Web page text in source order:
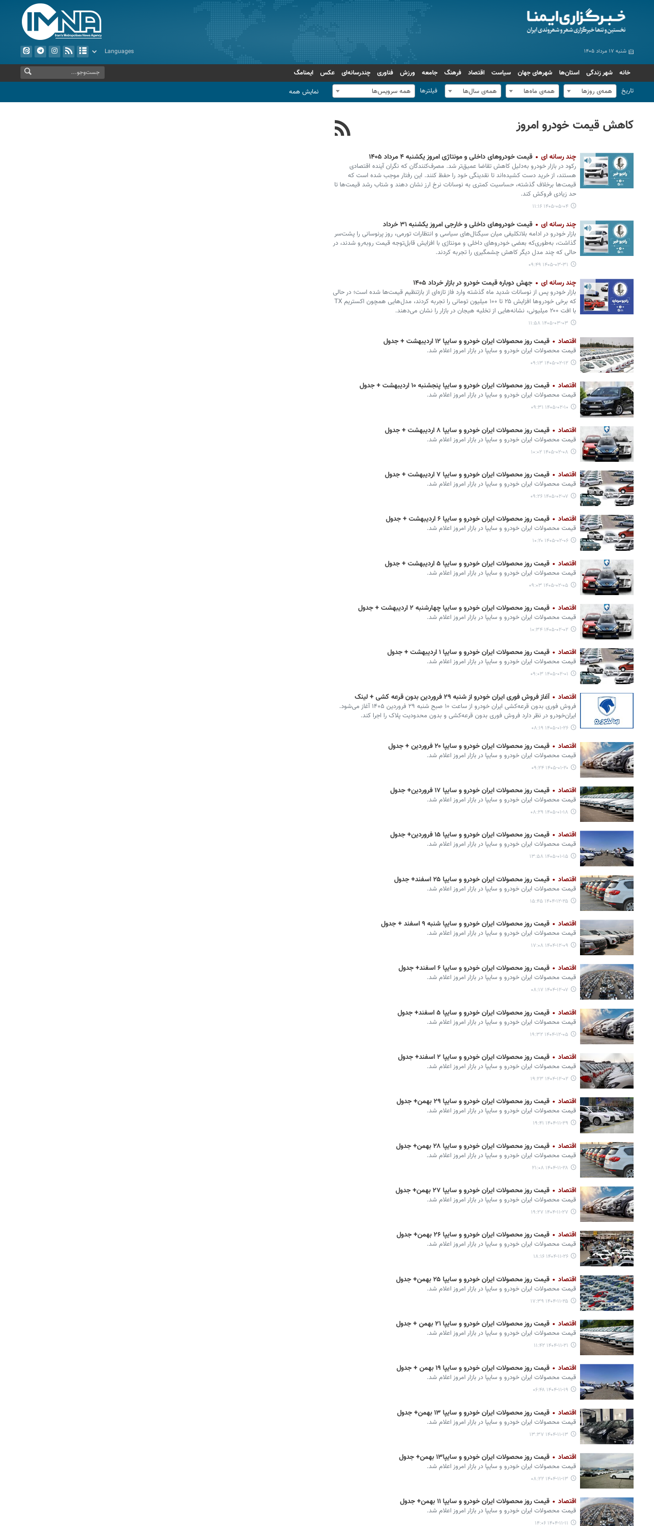
شنبه ۱۷ مرداد ۱۴۰۵
خانه شهر زندگی استان‌ها شهرهای جهان سیاست اقتصاد فرهنگ جامعه ورزش فناوری چندرسانه‌ای عکس
ایمنامگ
تاریخ
همه‌ی روزها همه‌ی ماه‌ها همه‌ی سال‌ها فیلترها همه سرویس‌ها نمایش همه
کاهش قیمت خودرو امروز
چند رسانه ای قیمت خودروهای داخلی و مونتاژی امروز یکشنبه ۴ مرداد ۱۴۰۵
رکود در بازار خودرو به‌دلیل کاهش تقاضا عمیق‌تر شد. مصرف‌کنندگان که نگران آینده اقتصادی
هستند، از خرید دست کشیده‌اند تا نقدینگی خود را حفظ کنند. این رفتار موجب شده است که
قیمت‌ها برخلاف گذشته، حساسیت کمتری به نوسانات نرخ ارز نشان دهند و شتاب رشد قیمت‌ها تا
حد زیادی فروکش کند.
۱۴۰۵-۰۵-۰۴ ۱۱:۱۶
چند رسانه ای قیمت خودروهای داخلی و خارجی امروز یکشنبه ۳۱ خرداد
بازار خودرو در ادامه بلاتکلیفی میان سیگنال‌های سیاسی و انتظارات تورمی، روز پرنوسانی را پشت‌سر
گذاشت، به‌طوری‌که بعضی خودروهای داخلی و مونتاژی با افزایش قابل‌توجه قیمت روبه‌رو شدند، در
حالی که چند مدل دیگر کاهش چشمگیری را تجربه کردند.
۱۴۰۵-۰۳-۳۱ ۰۹:۴۹
چند رسانه ای جهش دوباره قیمت خودرو در بازار خرداد ۱۴۰۵
بازار خودرو پس از نوسانات شدید ماه گذشته وارد فاز تازه‌ای از بازتنظیم قیمت‌ها شده است؛ در حالی
که برخی خودروها افزایش ۲۵ تا ۱۰۰ میلیون تومانی را تجربه کردند، مدل‌هایی همچون اکستریم TX
با افت ۲۰۰ میلیونی، نشانه‌هایی از تخلیه هیجان در بازار را نشان می‌دهند.
۱۴۰۵-۰۳-۰۳ ۱۱:۵۸
اقتصاد قیمت روز محصولات ایران خودرو و سایپا ۱۲ اردیبهشت + جدول
قیمت محصولات ایران‌ خودرو و سایپا در بازار امروز اعلام شد.
۱۴۰۵-۰۲-۱۲ ۰۹:۱۳
اقتصاد قیمت روز محصولات ایران خودرو و سایپا پنجشنبه ۱۰ اردیبهشت + جدول
قیمت محصولات ایران‌ خودرو و سایپا در بازار امروز اعلام شد.
۱۴۰۵-۰۲-۱۰ ۰۹:۳۱
اقتصاد قیمت روز محصولات ایران خودرو و سایپا ۸ اردیبهشت + جدول
قیمت محصولات ایران‌ خودرو و سایپا در بازار امروز اعلام شد.
۱۴۰۵-۰۲-۰۸ ۱۰:۰۲
اقتصاد قیمت روز محصولات ایران خودرو و سایپا ۷ اردیبهشت + جدول
قیمت محصولات ایران‌ خودرو و سایپا در بازار امروز اعلام شد.
۱۴۰۵-۰۲-۰۷ ۰۹:۲۶
اقتصاد قیمت روز محصولات ایران خودرو و سایپا ۶ اردیبهشت + جدول
قیمت محصولات ایران‌ خودرو و سایپا در بازار امروز اعلام شد.
۱۴۰۵-۰۲-۰۶ ۱۰:۲۰
اقتصاد قیمت روز محصولات ایران خودرو و سایپا ۵ اردیبهشت + جدول
قیمت محصولات ایران‌ خودرو و سایپا در بازار امروز اعلام شد.
۱۴۰۵-۰۲-۰۵ ۰۹:۰۳
اقتصاد قیمت روز محصولات ایران خودرو و سایپا چهارشنبه ۲ اردیبهشت + جدول
قیمت محصولات ایران‌ خودرو و سایپا در بازار امروز اعلام شد.
۱۴۰۵-۰۲-۰۲ ۱۰:۳۴
اقتصاد قیمت روز محصولات ایران خودرو و سایپا ۱ اردیبهشت + جدول
قیمت محصولات ایران‌ خودرو و سایپا در بازار امروز اعلام شد.
۱۴۰۵-۰۲-۰۱ ۰۹:۰۳
اقتصاد آغاز فروش فوری ایران خودرو از شنبه ۲۹ فروردین بدون قرعه کشی + لینک
فروش فوری بدون قرعه‌کشی ایران خودرو از ساعت ۱۰ صبح شنبه ۲۹ فروردین ۱۴۰۵ آغاز می‌شود.
ایران‌خودرو در نظر دارد فروش فوری بدون قرعه‌کشی و بدون محدودیت پلاک را اجرا کند.
۱۴۰۵-۰۱-۲۶ ۰۸:۱۹
اقتصاد قیمت روز محصولات ایران خودرو و سایپا ۲۰ فروردین + جدول
قیمت محصولات ایران‌ خودرو و سایپا در بازار امروز اعلام شد.
۱۴۰۵-۰۱-۲۰ ۰۹:۲۴
اقتصاد قیمت روز محصولات ایران خودرو و سایپا ۱۷ فروردین+ جدول
قیمت محصولات ایران‌ خودرو و سایپا در بازار امروز اعلام شد.
۱۴۰۵-۰۱-۱۸ ۰۸:۲۹
اقتصاد قیمت روز محصولات ایران خودرو و سایپا ۱۵ فروردین+ جدول
قیمت محصولات ایران‌ خودرو و سایپا در بازار امروز اعلام شد.
۱۴۰۵-۰۱-۱۵ ۱۳:۵۸
اقتصاد قیمت روز محصولات ایران خودرو و سایپا ۲۵ اسفند+ جدول
قیمت محصولات ایران‌ خودرو و سایپا در بازار امروز اعلام شد.
۱۴۰۴-۱۲-۲۵ ۱۵:۴۵
اقتصاد قیمت روز محصولات ایران خودرو و سایپا شنبه ۹ اسفند + جدول
قیمت محصولات ایران‌ خودرو و سایپا در بازار امروز اعلام شد.
۱۴۰۴-۱۲-۰۹ ۱۷:۰۸
اقتصاد قیمت روز محصولات ایران خودرو و سایپا ۶ اسفند+ جدول
قیمت محصولات ایران‌ خودرو و سایپا در بازار امروز اعلام شد.
۱۴۰۴-۱۲-۰۷ ۰۸:۱۷
اقتصاد قیمت روز محصولات ایران خودرو و سایپا ۵ اسفند+ جدول
قیمت محصولات ایران‌ خودرو و سایپا در بازار امروز اعلام شد.
۱۴۰۴-۱۲-۰۵ ۱۹:۳۲
اقتصاد قیمت روز محصولات ایران خودرو و سایپا ۲ اسفند+ جدول
قیمت محصولات ایران‌ خودرو و سایپا در بازار امروز اعلام شد.
۱۴۰۴-۱۲-۰۲ ۱۹:۲۳
اقتصاد قیمت روز محصولات ایران خودرو و سایپا ۲۹ بهمن+ جدول
قیمت محصولات ایران‌ خودرو و سایپا در بازار امروز اعلام شد.
۱۴۰۴-۱۱-۲۹ ۱۹:۴۱
اقتصاد قیمت روز محصولات ایران خودرو و سایپا ۲۸ بهمن+ جدول
قیمت محصولات ایران‌ خودرو و سایپا در بازار امروز اعلام شد.
۱۴۰۴-۱۱-۲۸ ۲۱:۰۸
اقتصاد قیمت روز محصولات ایران خودرو و سایپا ۲۷ بهمن+ جدول
قیمت محصولات ایران‌ خودرو و سایپا در بازار امروز اعلام شد.
۱۴۰۴-۱۱-۲۷ ۱۹:۲۷
اقتصاد قیمت روز محصولات ایران خودرو و سایپا ۲۶ بهمن+ جدول
قیمت محصولات ایران‌ خودرو و سایپا در بازار امروز اعلام شد.
۱۴۰۴-۱۱-۲۶ ۱۸:۱۶
اقتصاد قیمت روز محصولات ایران خودرو و سایپا ۲۵ بهمن+ جدول
قیمت محصولات ایران‌ خودرو و سایپا در بازار امروز اعلام شد.
۱۴۰۴-۱۱-۲۵ ۱۷:۳۹
اقتصاد قیمت روز محصولات ایران خودرو و سایپا ۲۱ بهمن + جدول
قیمت محصولات ایران‌ خودرو و سایپا در بازار امروز اعلام شد.
۱۴۰۴-۱۱-۲۱ ۱۱:۴۲
اقتصاد قیمت روز محصولات ایران خودرو و سایپا ۱۹ بهمن + جدول
قیمت محصولات ایران‌ خودرو و سایپا در بازار امروز اعلام شد.
۱۴۰۴-۱۱-۱۹ ۰۶:۴۸
اقتصاد قیمت روز محصولات ایران خودرو و سایپا ۱۳ بهمن+ جدول
قیمت محصولات ایران‌ خودرو و سایپا در بازار امروز اعلام شد.
۱۴۰۴-۱۱-۱۳ ۱۳:۳۷
اقتصاد قیمت روز محصولات ایران خودرو و سایپا۱۳ بهمن+ جدول
قیمت محصولات ایران‌ خودرو و سایپا در بازار امروز اعلام شد.
۱۴۰۴-۱۱-۱۳ ۰۸:۲۲
اقتصاد قیمت روز محصولات ایران خودرو و سایپا ۱۱ بهمن+ جدول
قیمت محصولات ایران‌ خودرو و سایپا در بازار امروز اعلام شد.
۱۴۰۴-۱۱-۱۱ ۱۴:۰۶